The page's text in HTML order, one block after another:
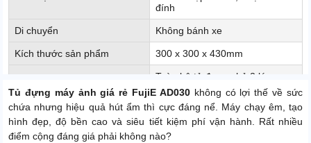
đính
Di chuyển Không bánh xe
Kích thước sản phẩm 300 x 300 x 430mm
Toàn bộ tủ được phủ 2 lớp sơn
tĩnh điện màu đen
Dung tích 30 lít
Công suất 4W
Tủ đựng máy ảnh giá rẻ FujiE AD030 không có lợi thế về sức
chứa nhưng hiệu quả hút ẩm thì cực đáng nể. Máy chạy êm, tạo
hình đẹp, độ bền cao và siêu tiết kiệm phí vận hành. Rất nhiều
điểm cộng đáng giá phải không nào?